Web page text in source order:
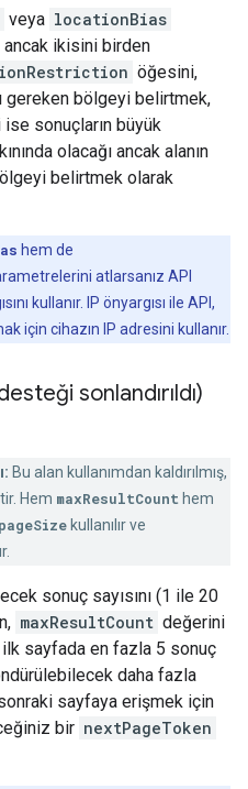
veya locationBias
ikisini birden
öğesini,
gereken bölgeyi belirtmek,
sonuçların büyük
olacağı ancak alanın
belirtmek olarak
hem de
atlarsanız API
kullanır. IP önyargısı ile API,
için cihazın IP adresini kullanır.
sonlandırıldı)
Bu alan kullanımdan kaldırılmış,
Hem maxResultCount hem
pageSize kullanılır ve
sonuç sayısını (1 ile 20
maxResultCount değerini
ilk sayfada en fazla 5 sonuç
daha fazla
sayfaya erişmek için
bir nextPageToken